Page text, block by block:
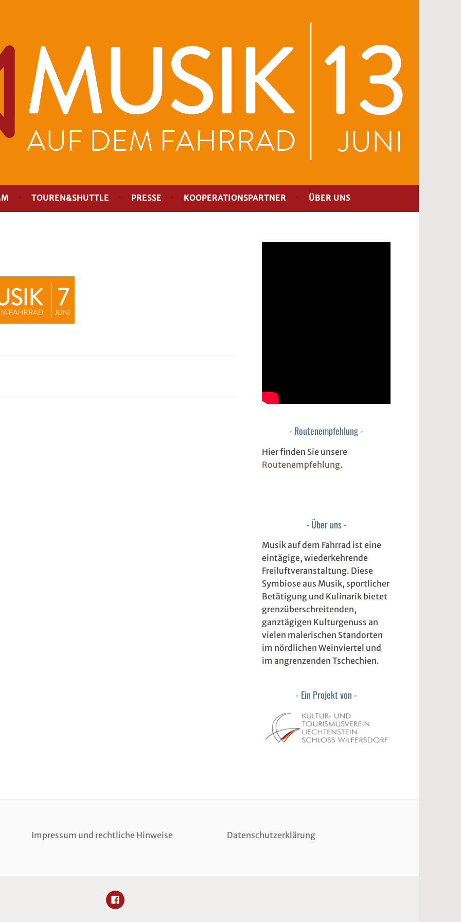
TOUREN&SHUTTLE PRESSE KOOPERATIONSPARTNER ÜBER UNS
Routenempfehlung
Hier finden Sie unsere
Routenempfehlung.
Über uns
Musik auf dem Fahrrad ist eine
eintägige, wiederkehrende
Freiluftveranstaltung. Diese
Symbiose aus Musik, sportlicher
Betätigung und Kulinarik bietet
grenzüberschreitenden,
ganztägigen Kulturgenuss an
vielen malerischen Standorten
im nördlichen Weinviertel und
im angrenzenden Tschechien.
Ein Projekt von
Impressum und rechtliche Hinweise Datenschutzerklärung
FACEBOOK